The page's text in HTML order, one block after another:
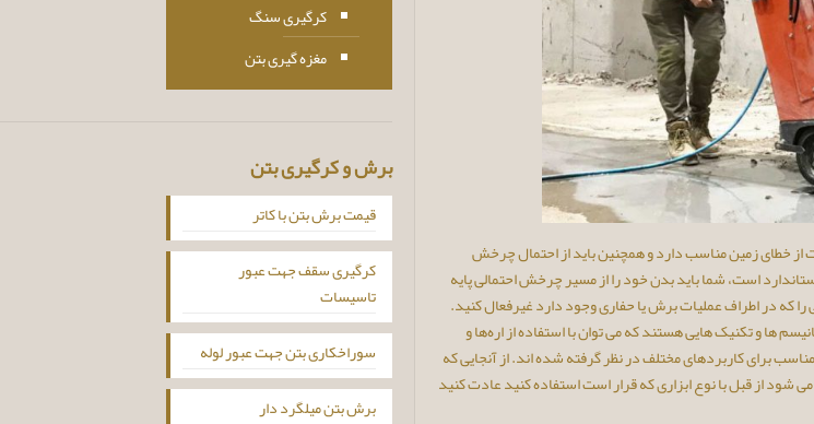
از خطای زمین مناسب دارد و همچنین باید از احتمال چرخش
است، شما باید بدن خود را از مسیر چرخش احتمالی پایه
که در اطراف عملیات برش یا حفاری وجود دارد غیرفعال کنید.
ها و تکنیک‌ هایی هستند که می ‌توان با استفاده از اره‌ها و
برای کاربردهای مختلف در نظر گرفته شده اند. از آنجایی که
شود از قبل با نوع ابزاری که قرار است استفاده کنید عادت کنید
کرگیری سنگ
مغزه گیری بتن
برش و کرگیری بتن
قیمت برش بتن با کاتر
کرگیری سقف جهت عبور
تاسیسات
سوراخکاری بتن جهت عبور لوله
برش بتن میلگرد دار